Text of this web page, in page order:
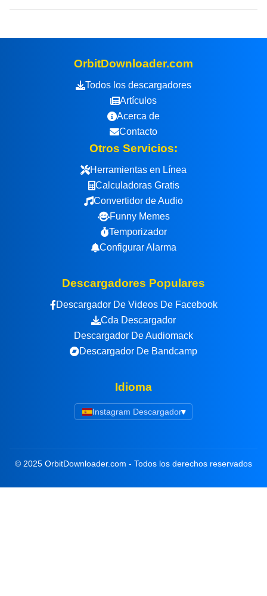
OrbitDownloader.com
Todos los descargadores
Artículos
Acerca de
Contacto
Otros Servicios:
Herramientas en Línea
Calculadoras Gratis
Convertidor de Audio
Funny Memes
Temporizador
Configurar Alarma
Descargadores Populares
Descargador De Videos De Facebook
Cda Descargador
Descargador De Audiomack
Descargador De Bandcamp
Idioma
Instagram Descargador▾
© 2025 OrbitDownloader.com - Todos los derechos reservados